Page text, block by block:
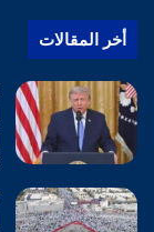
أخر المقالات